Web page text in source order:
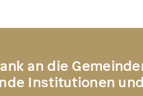
an die
Institutionen